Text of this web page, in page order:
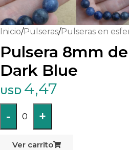
Inicio/Pulseras/Pulseras en
Pulsera 8mm
Dark Blue
USD 4,47
- 0 +
Ver carrito